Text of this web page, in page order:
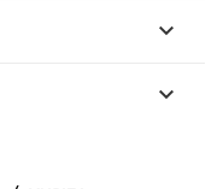

